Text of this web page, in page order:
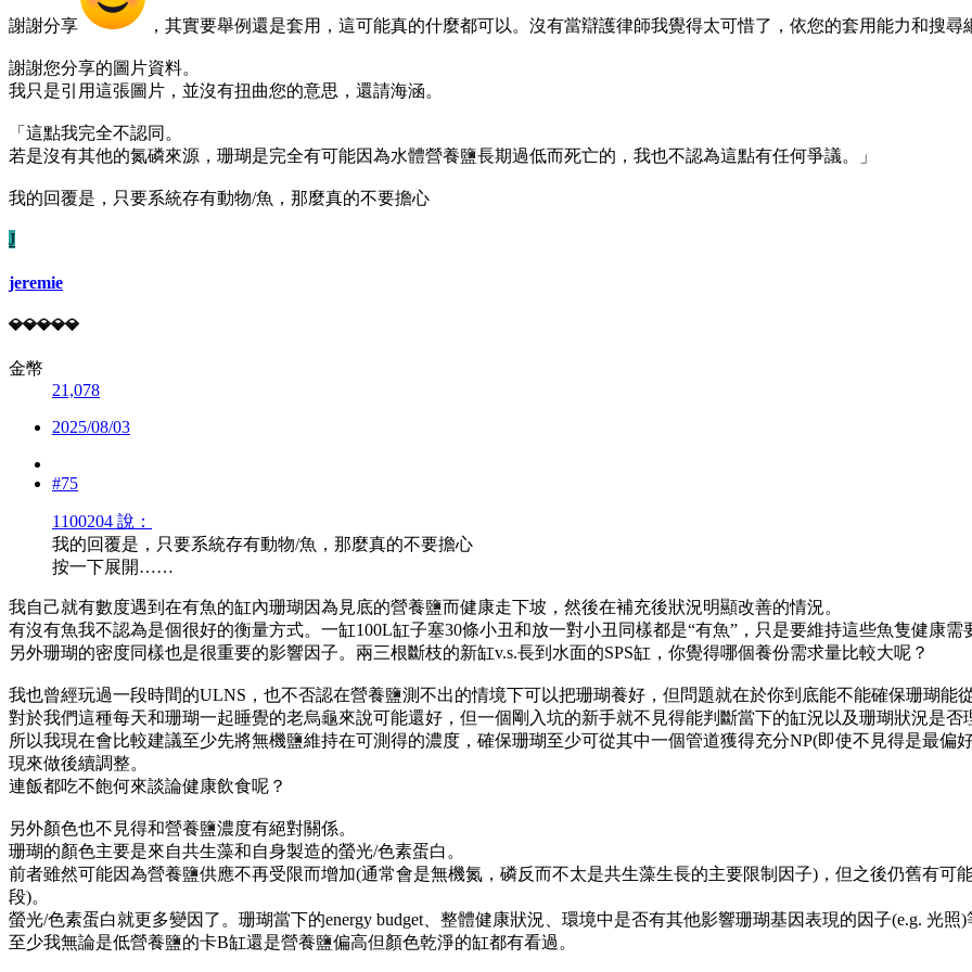
謝謝分享 ，其實要舉例還是套用，這可能真的什麼都可以。沒有當辯護律師我覺得太可惜了，依您的套用能力和搜尋
謝謝您分享的圖片資料。
我只是引用這張圖片，並沒有扭曲您的意思，還請海涵。
「這點我完全不認同。
若是沒有其他的氮磷來源，珊瑚是完全有可能因為水體營養鹽長期過低而死亡的，我也不認為這點有任何爭議。」
我的回覆是，只要系統存有動物/魚，那麼真的不要擔心
J
jeremie
💎💎💎💎💎
金幣
21,078
2025/08/03
#75
1100204 說：
我的回覆是，只要系統存有動物/魚，那麼真的不要擔心
按一下展開……
我自己就有數度遇到在有魚的缸內珊瑚因為見底的營養鹽而健康走下坡，然後在補充後狀況明顯改善的情況。
有沒有魚我不認為是個很好的衡量方式。一缸100L缸子塞30條小丑和放一對小丑同樣都是“有魚”，只是要維持這些魚隻健康需
另外珊瑚的密度同樣也是很重要的影響因子。兩三根斷枝的新缸v.s.長到水面的SPS缸，你覺得哪個養份需求量比較大呢？
我也曾經玩過一段時間的ULNS，也不否認在營養鹽測不出的情境下可以把珊瑚養好，但問題就在於你到底能不能確保珊瑚能
對於我們這種每天和珊瑚一起睡覺的老烏龜來說可能還好，但一個剛入坑的新手就不見得能判斷當下的缸況以及珊瑚狀況是否
所以我現在會比較建議至少先將無機鹽維持在可測得的濃度，確保珊瑚至少可從其中一個管道獲得充分NP(即使不見得是最
現來做後續調整。
連飯都吃不飽何來談論健康飲食呢？
另外顏色也不見得和營養鹽濃度有絕對關係。
珊瑚的顏色主要是來自共生藻和自身製造的螢光/色素蛋白。
前者雖然可能因為營養鹽供應不再受限而增加(通常會是無機氮，磷反而不太是共生藻生長的主要限制因子)，但之後仍舊有可
段)。
螢光/色素蛋白就更多變因了。珊瑚當下的energy budget、整體健康狀況、環境中是否有其他影響珊瑚基因表現的因子(e.g. 光照
至少我無論是低營養鹽的卡B缸還是營養鹽偏高但顏色乾淨的缸都有看過。